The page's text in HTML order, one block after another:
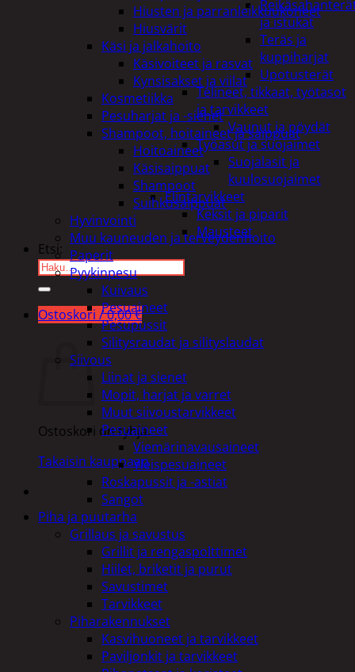
ja istukat
Teräs ja
kuppiharjat
Upotusterät
Telineet, tikkaat, työtasot
ja tarvikkeet
Vaunut ja pöydät
Työasut ja suojaimet
Suojalasit ja
kuulosuojaimet
Elintarvikkeet
Keksit ja piparit
Mausteet
Etsi:
Ostoskori /0,00€
Ostoskori on tyhjä.
Takaisin kauppaan
Hiusten ja parranleikkuukoneet
Hiusvärit
Käsi ja jalkahoito
Käsivoiteet ja rasvat
Kynsisakset ja viilat
Kosmetiikka
Pesuharjat ja -sienet
Shampoot, hoitaineet ja saippuat
Hoitoaineet
Käsisaippuat
Shampoot
Suihkusaippuat
Hyvinvointi
Muu kauneuden ja terveydenhoito
Paperit
Pyykinpesu
Kuivaus
Pesuaineet
Pesupussit
Silitysraudat ja silityslaudat
Siivous
Liinat ja sienet
Mopit, harjat ja varret
Muut siivoustarvikkeet
Pesuaineet
Viemärinavausaineet
Yleispesuaineet
Roskapussit ja -astiat
Sangot
Piha ja puutarha
Grillaus ja savustus
Grillit ja rengaspolttimet
Hiilet, briketit ja purut
Savustimet
Tarvikkeet
Piharakennukset
Kasvihuoneet ja tarvikkeet
Paviljonkit ja tarvikkeet